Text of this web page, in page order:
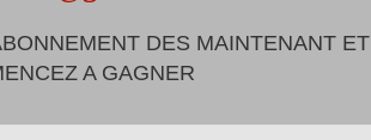
DES MAINTENANT ET
A GAGNER